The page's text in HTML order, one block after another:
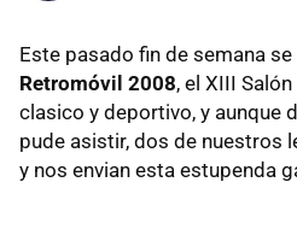
Este pasado fin de semana
Retromóvil 2008, el XIII
clasico y deportivo, y aunque
pude asistir, dos de nuestros
y nos envian esta estupenda